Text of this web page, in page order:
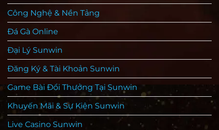
Công Nghệ & Nền Tảng
Đá Gà Online
Đại Lý Sunwin
Đăng Ký & Tài Khoản Sunwin
Game Bài Đổi Thưởng Tại Sunwin
Khuyến Mãi & Sự Kiện Sunwin
Live Casino Sunwin